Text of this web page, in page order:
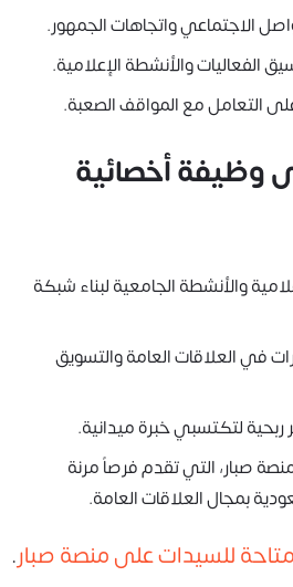
الاجتماعي واتجاهات الجمهور.
الفعاليات والأنشطة الإعلامية.
التعامل مع المواقف الصعبة.
وظيفة أخصائية
والأنشطة الجامعية لبناء شبكة
في العلاقات العامة والتسويق
لتكتسبي خبرة ميدانية.
صبار، التي تقدم فرصاً مرنة
بمجال العلاقات العامة.
للسيدات على منصة صبار.